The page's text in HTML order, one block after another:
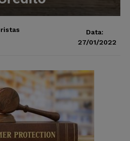
Data:
27/01/2022